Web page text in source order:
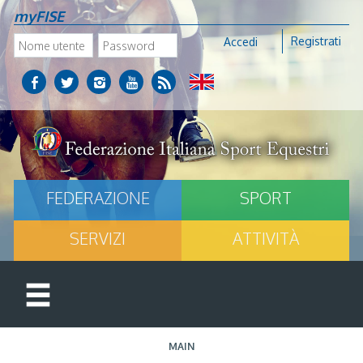
myFISE
Accedi Registrati
FEDERAZIONE
SPORT
SERVIZI
ATTIVITÀ
MAIN